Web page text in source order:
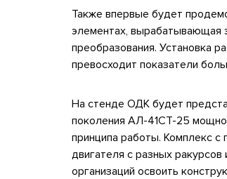
Также впервые будет
элементах, вырабатывающая
преобразования. Установка
превосходит показатели
На стенде ОДК будет
поколения АЛ-41СТ-25
принципа работы. Комплекс с
двигателя с разных
организаций освоить